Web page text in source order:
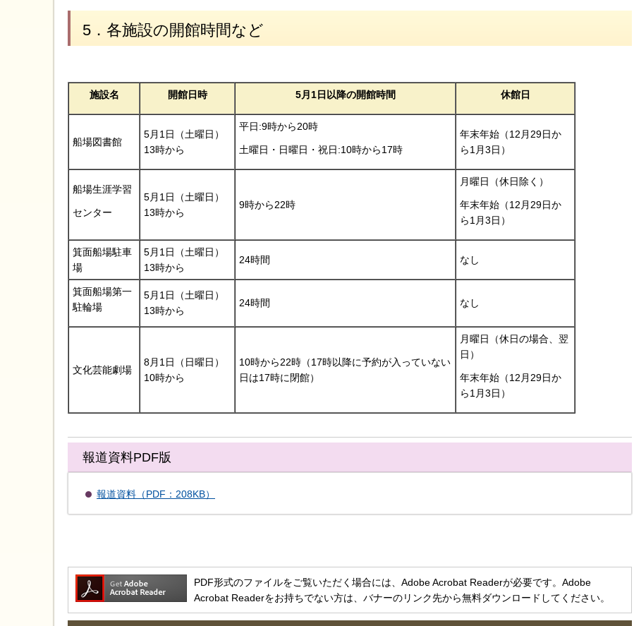
5．各施設の開館時間など
施設名 開館日時 5月1日以降の開館時間 休館日
船場図書館
5月1日（土曜日）
13時から
平日:9時から20時
土曜日・日曜日・祝日:10時から17時
年末年始（12月29日か
ら1月3日）
船場生涯学習
センター
5月1日（土曜日）
13時から
9時から22時
月曜日（休日除く）
年末年始（12月29日か
ら1月3日）
箕面船場駐車
場
5月1日（土曜日）
13時から
24時間 なし
箕面船場第一
駐輪場
5月1日（土曜日）
13時から
24時間 なし
文化芸能劇場
8月1日（日曜日）
10時から
10時から22時（17時以降に予約が入っていない
日は17時に閉館）
月曜日（休日の場合、翌
日）
年末年始（12月29日か
ら1月3日）
報道資料PDF版
報道資料（PDF：208KB）
PDF形式のファイルをご覧いただく場合には、Adobe Acrobat Readerが必要です。Adobe
Acrobat Readerをお持ちでない方は、バナーのリンク先から無料ダウンロードしてください。